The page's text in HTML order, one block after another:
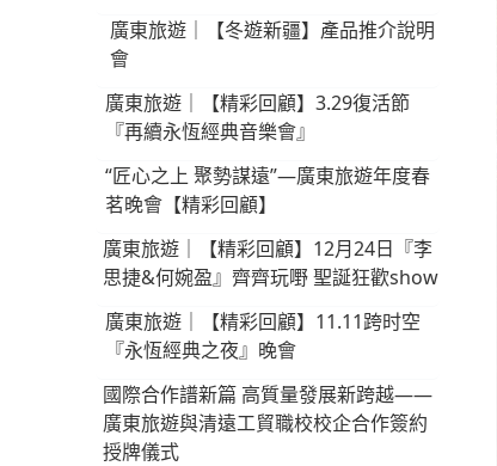
廣東旅遊｜【冬遊新疆】產品推介說明
會
廣東旅遊｜【精彩回顧】3.29復活節
『再續永恆經典音樂會』
“匠心之上 聚勢謀遠”—廣東旅遊年度春
茗晚會【精彩回顧】
廣東旅遊｜【精彩回顧】12月24日『李
思捷&何婉盈』齊齊玩嘢 聖誕狂歡show
廣東旅遊｜【精彩回顧】11.11跨时空
『永恆經典之夜』晚會
國際合作譜新篇 高質量發展新跨越——
廣東旅遊與清遠工貿職校校企合作簽約
授牌儀式